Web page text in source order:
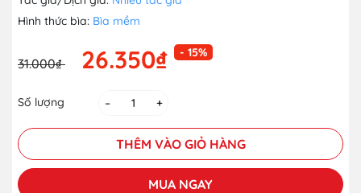
Hình thức bìa: Bìa mềm
31.000₫ 26.350₫ - 15%
Số lượng – +
THÊM VÀO GIỎ HÀNG
MUA NGAY